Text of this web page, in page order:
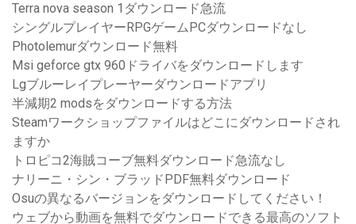
Terra nova s​​eason 1ダウンロード急流
シングルプレイヤーRPGゲームPCダウンロードなし
Photolemurダウンロード無料
Msi geforce gtx 960ドライバをダウンロードします
Lgブルーレイプレーヤーダウンロードアプリ
半減期2 modsをダウンロードする方法
Steamワークショップファイルはどこにダウンロードされ
ますか
トロピコ2海賊コーブ無料ダウンロード急流なし
ナリーニ・シン・ブラッドPDF無料ダウンロード
Osuの異なるバージョンをダウンロードしてください！
ウェブから動画を無料でダウンロードできる最高のソフト